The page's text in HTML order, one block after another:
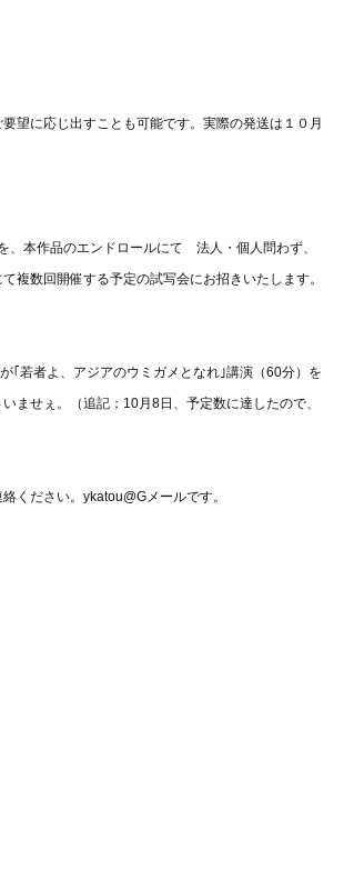
望に応じ出すことも可能です。実際の発送は１０月
、本作品のエンドロールにて 法人・個人問わず、
複数回開催する予定の試写会にお招きいたします。
｢若者よ、アジアのウミガメとなれ｣講演（60分）を
ませぇ。（追記；10月8日、予定数に達したので、
ください。ykatou@Gメールです。